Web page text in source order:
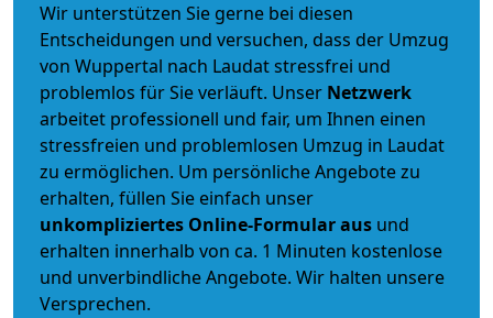
Wir unterstützen Sie gerne bei diesen
Entscheidungen und versuchen, dass der Umzug
von Wuppertal nach Laudat stressfrei und
problemlos für Sie verläuft. Unser Netzwerk
arbeitet professionell und fair, um Ihnen einen
stressfreien und problemlosen Umzug in Laudat
zu ermöglichen. Um persönliche Angebote zu
erhalten, füllen Sie einfach unser
unkompliziertes Online-Formular aus und
erhalten innerhalb von ca. 1 Minuten kostenlose
und unverbindliche Angebote. Wir halten unsere
Versprechen.